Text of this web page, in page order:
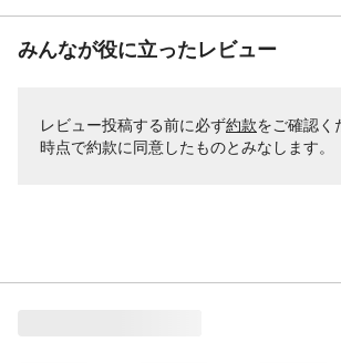
みんなが役に立ったレビュー
レビュー投稿する前に必ず約款をご確認く
時点で約款に同意したものとみなします。